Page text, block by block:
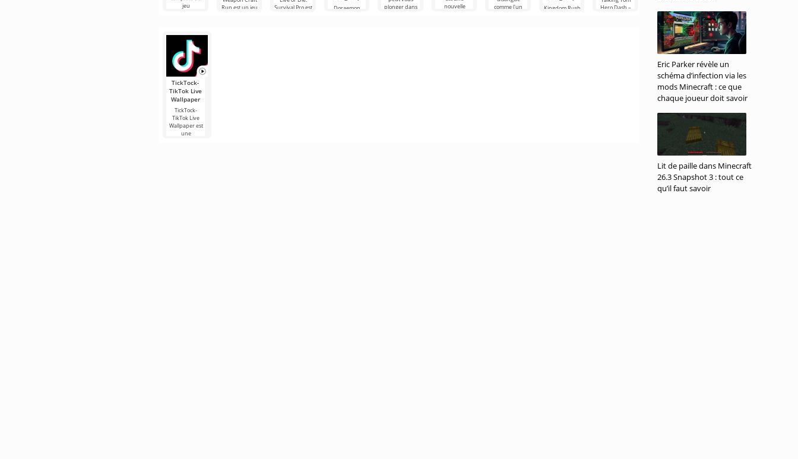
jeu
Run est un jeu
Survival Pro est
Doraemon
plonger dans
nouvelle
comme l'un
Kingdom Rush
Hero Dash –
Channel – un
jeu sur les
TickTock-
TikTok Live
Wallpaper
TickTock-
TikTok Live
Wallpaper est
une
Eric Parker révèle un
schéma d’infection via les
mods Minecraft : ce que
chaque joueur doit savoir
Lit de paille dans Minecraft
26.3 Snapshot 3 : tout ce
qu’il faut savoir